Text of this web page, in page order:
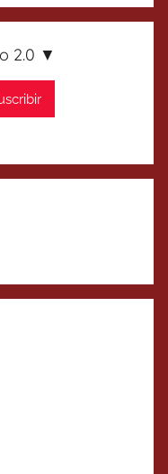
2.0 ▼